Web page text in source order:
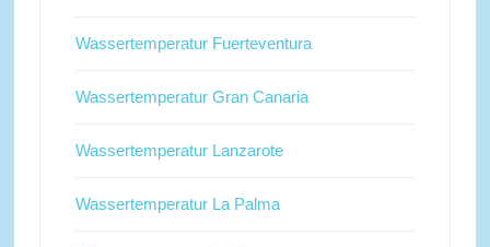
Wassertemperatur Fuerteventura
Wassertemperatur Gran Canaria
Wassertemperatur Lanzarote
Wassertemperatur La Palma